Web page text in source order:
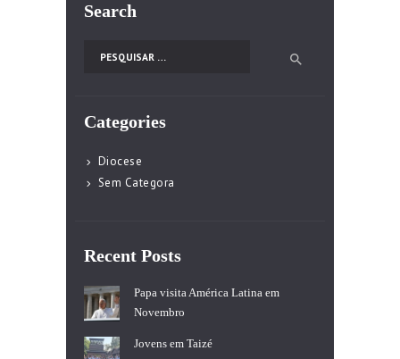
Search
Categories
Diocese
Sem Categora
Recent Posts
Papa visita América Latina em
Novembro
Jovens em Taizé